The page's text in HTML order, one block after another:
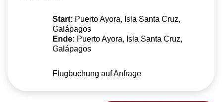
Start: Puerto Ayora, Isla Santa Cruz,
Galápagos
Ende: Puerto Ayora, Isla Santa Cruz,
Galápagos
Flugbuchung auf Anfrage